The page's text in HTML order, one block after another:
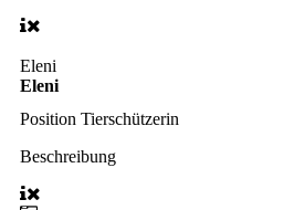
Eleni
Eleni
Position Tierschützerin
Beschreibung